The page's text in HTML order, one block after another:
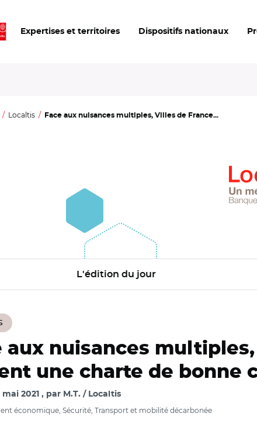
Expertises et territoires Dispositifs nationaux
Localtis Face aux nuisances multiples, Villes de France...
L'édition du jour
aux nuisances
une charte de bonne
mai 2021 par M.T. / Localtis
économique, Sécurité, Transport et mobilité décarbonée